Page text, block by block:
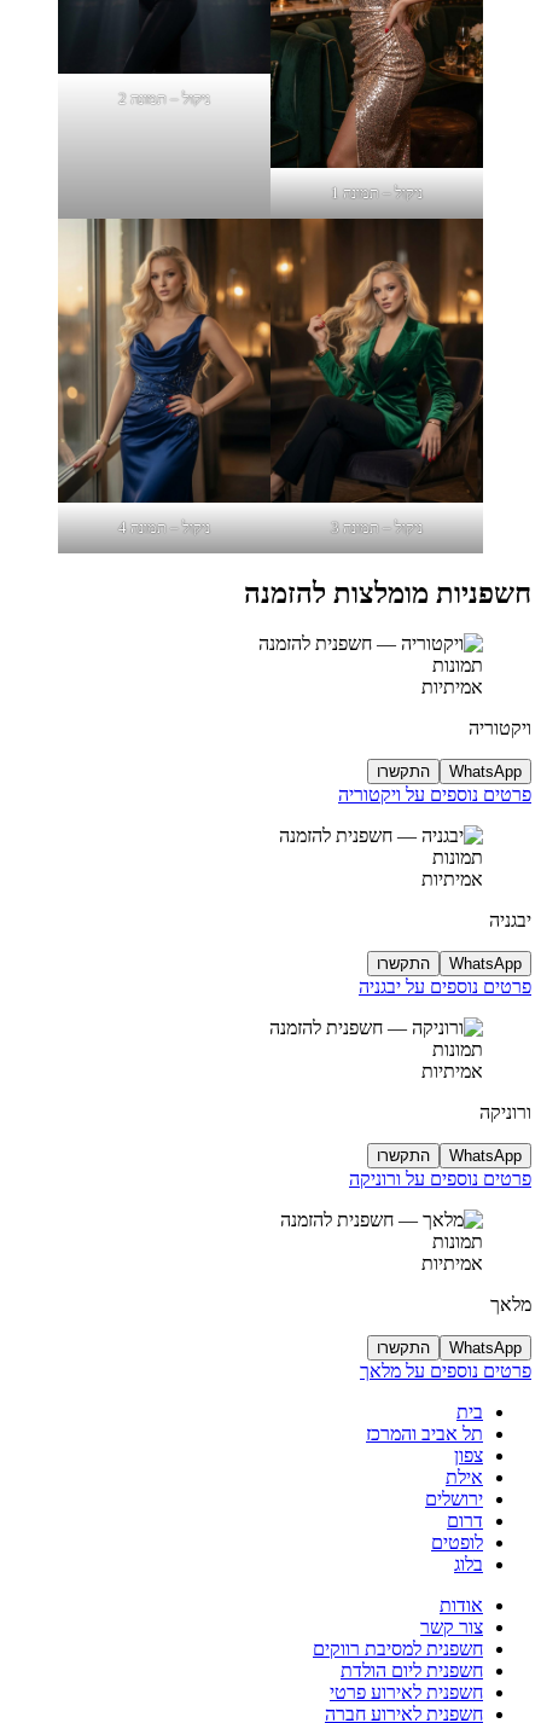
ניקול – תמונה 1
ניקול – תמונה 2
ניקול – תמונה 3 ניקול – תמונה 4
חשפניות מומלצות להזמנה
תמונות
אמיתיות
ויקטוריה
WhatsApp התקשרו
פרטים נוספים על ויקטוריה
תמונות
אמיתיות
יבגניה
WhatsApp התקשרו
פרטים נוספים על יבגניה
תמונות
אמיתיות
ורוניקה
WhatsApp התקשרו
פרטים נוספים על ורוניקה
תמונות
אמיתיות
מלאך
WhatsApp התקשרו
פרטים נוספים על מלאך
בית
תל אביב והמרכז
צפון
אילת
ירושלים
דרום
לופטים
בלוג
אודות
צור קשר
חשפנית למסיבת רווקים
חשפנית ליום הולדת
חשפנית לאירוע פרטי
חשפנית לאירוע חברה